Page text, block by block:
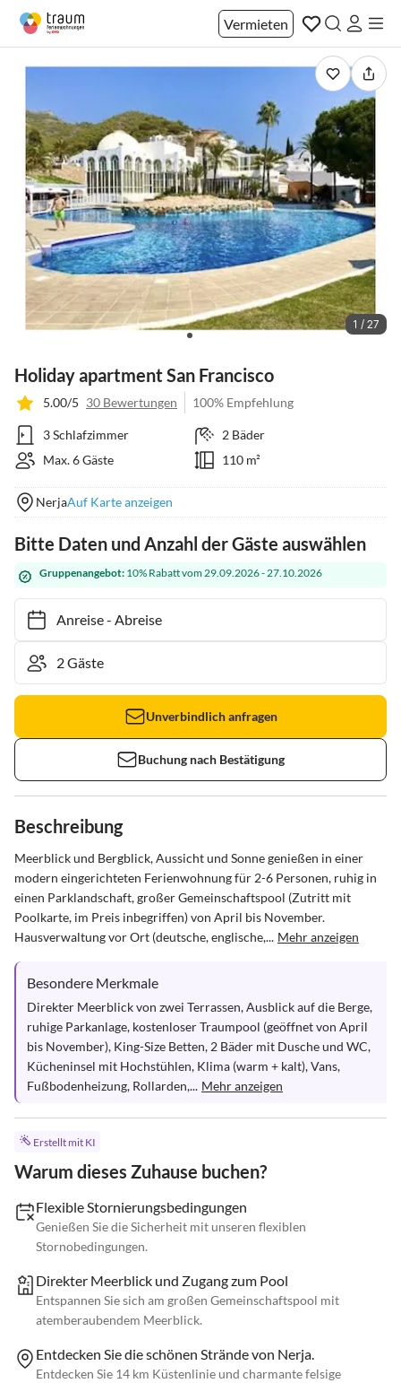
Vermieten
1 / 27
Holiday apartment San Francisco
5.00/5 30 Bewertungen 100% Empfehlung
3 Schlafzimmer
2 Bäder
Max. 6 Gäste
110 m²
NerjaAuf Karte anzeigen
Bitte Daten und Anzahl der Gäste auswählen
Gruppenangebot: 10% Rabatt vom 29.09.2026 - 27.10.2026
Anreise- Abreise
Unverbindlich anfragen
Buchung nach Bestätigung
Beschreibung
Meerblick und Bergblick, Aussicht und Sonne genießen in einer
modern eingerichteten Ferienwohnung für 2-6 Personen, ruhig in
einen Parklandschaft, großer Gemeinschaftspool (Zutritt mit
Poolkarte, im Preis inbegriffen) von April bis November.
Hausverwaltung vor Ort (deutsche, englische,... Mehr anzeigen
Besondere Merkmale
Direkter Meerblick von zwei Terrassen, Ausblick auf die Berge,
ruhige Parkanlage, kostenloser Traumpool (geöffnet von April
bis November), King-Size Betten, 2 Bäder mit Dusche und WC,
Kücheninsel mit Hochstühlen, Klima (warm + kalt), Vans,
Fußbodenheizung, Rollarden,... Mehr anzeigen
Erstellt mit KI
Warum dieses Zuhause buchen?
Flexible Stornierungsbedingungen
Genießen Sie die Sicherheit mit unseren flexiblen
Stornobedingungen.
Direkter Meerblick und Zugang zum Pool
Entspannen Sie sich am großen Gemeinschaftspool mit
atemberaubendem Meerblick.
Entdecken Sie die schönen Strände von Nerja.
Entdecken Sie 14 km Küstenlinie und charmante felsige